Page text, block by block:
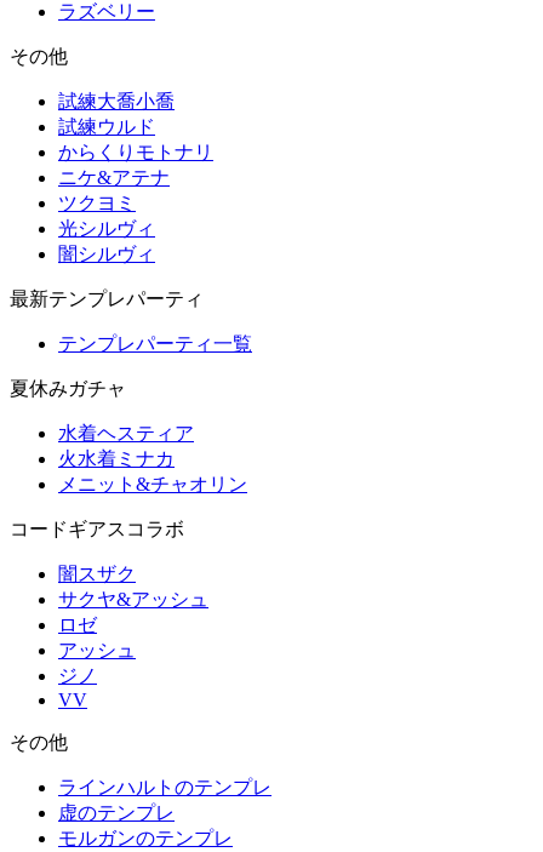
ラズベリー
その他
試練大喬小喬
試練ウルド
からくりモトナリ
ニケ&アテナ
ツクヨミ
光シルヴィ
闇シルヴィ
最新テンプレパーティ
テンプレパーティ一覧
夏休みガチャ
水着ヘスティア
火水着ミナカ
メニット&チャオリン
コードギアスコラボ
闇スザク
サクヤ&アッシュ
ロゼ
アッシュ
ジノ
VV
その他
ラインハルトのテンプレ
虚のテンプレ
モルガンのテンプレ